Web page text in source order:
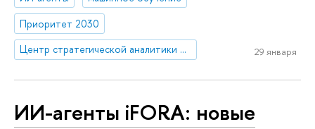
Приоритет 2030
Центр стратегической аналитики и больших данных
29 января
ИИ-агенты iFORA: новые